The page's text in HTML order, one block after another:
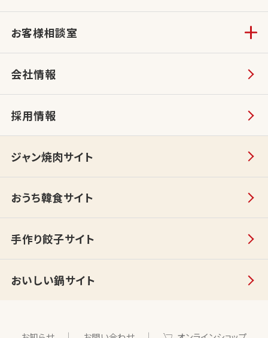
お客様相談室
会社情報
採用情報
ジャン焼肉サイト
おうち韓食サイト
手作り餃子サイト
おいしい鍋サイト